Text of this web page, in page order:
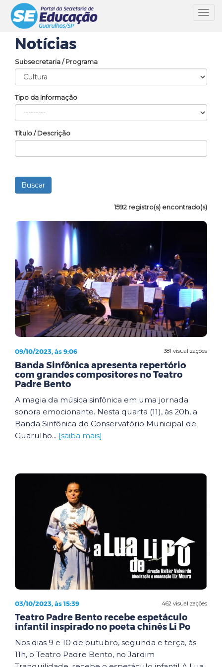
Notícias
Subsecretaria / Programa
Tipo da Informação
Título / Descrição
1592 registro(s) encontrado(s)
381 visualizações
09/10/2023, às 9:06
Banda Sinfônica apresenta repertório
com grandes compositores no Teatro
Padre Bento
A magia da música sinfônica em uma jornada
sonora emocionante. Nesta quarta (11), às 20h, a
Banda Sinfônica do Conservatório Municipal de
Guarulho... [saiba mais]
462 visualizações
03/10/2023, às 15:39
Teatro Padre Bento recebe espetáculo
infantil inspirado no poeta chinês Li Po
Nos dias 9 e 10 de outubro, segunda e terça, às
11h, o Teatro Padre Bento, no Jardim